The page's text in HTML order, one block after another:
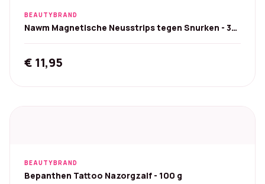
BEAUTYBRAND
Nawm Magnetische Neusstrips tegen Snurken - 30
€ 11,95
BEAUTYBRAND
Bepanthen Tattoo Nazorgzalf - 100 g